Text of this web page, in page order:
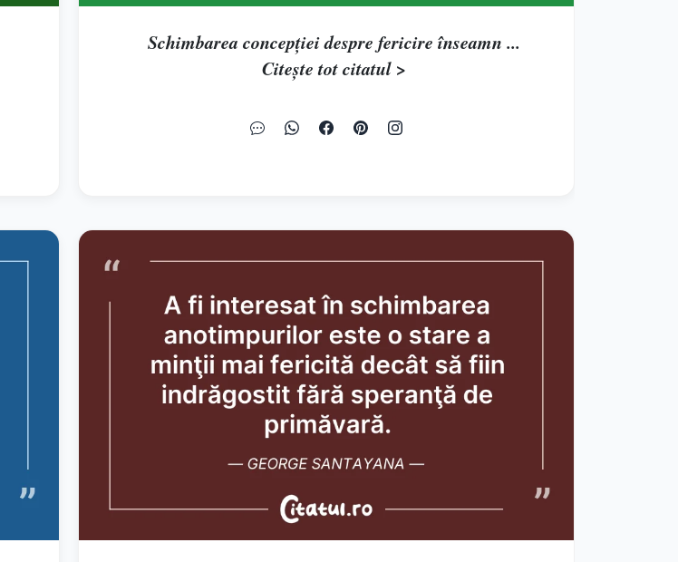
Schimbarea concepţiei despre fericire înseamn ...
Citește tot citatul >